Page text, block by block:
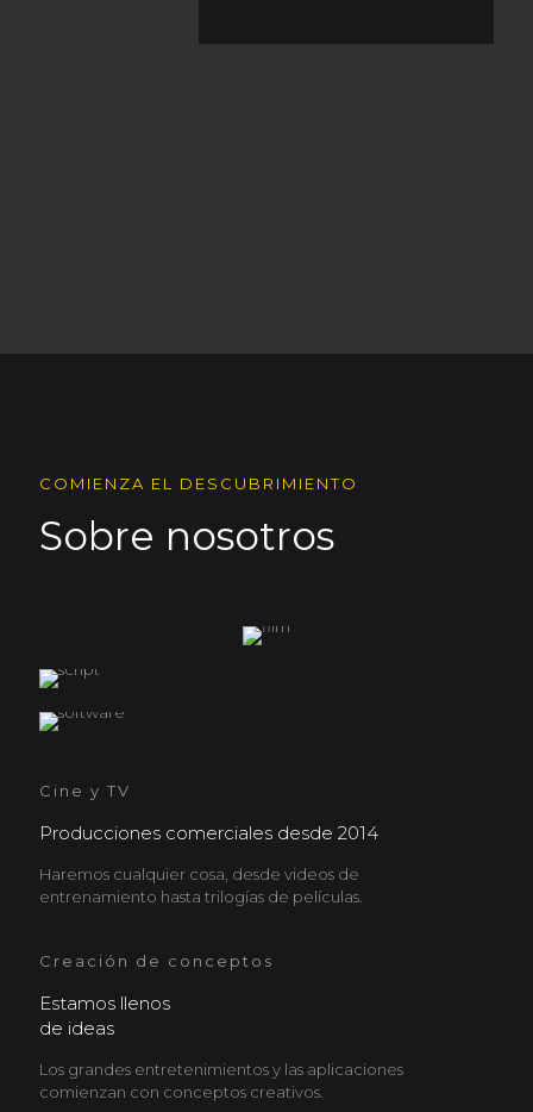
COMIENZA EL DESCUBRIMIENTO
Sobre nosotros
Cine y TV
Producciones comerciales desde 2014
Haremos cualquier cosa, desde videos de
entrenamiento hasta trilogías de películas.
Creación de conceptos
Estamos llenos
de ideas
Los grandes entretenimientos y las aplicaciones
comienzan con conceptos creativos.